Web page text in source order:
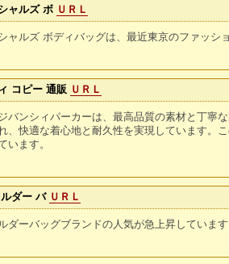
ャルズ ボ ＵＲＬ
ャルズ ボディバッグは、最近東京のファッシ
コピー 通販 ＵＲＬ
バンシィパーカーは、最高品質の素材と丁寧
、快適な着心地と耐久性を実現しています。
います。
ダー バ ＵＲＬ
ダーバッグブランドの人気が急上昇しています